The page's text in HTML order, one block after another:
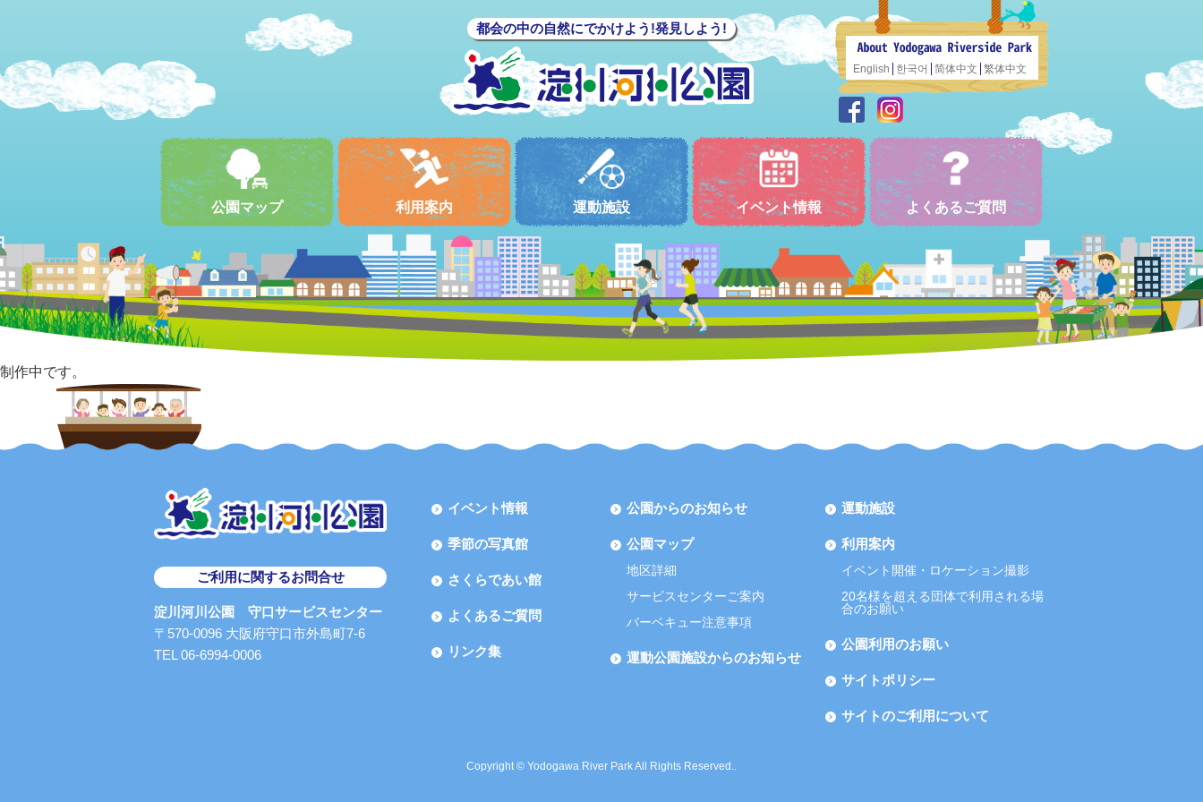
都会の中の自然にでかけよう!発見しよう!
English 한국어 简体中文 繁体中文
公園マップ 利用案内 運動施設 イベント情報 よくあるご質問
制作中です。
ご利用に関するお問合せ
淀川河川公園 守口サービスセンター
〒570-0096 大阪府守口市外島町7-6
TEL 06-6994-0006
イベント情報
季節の写真館
さくらであい館
よくあるご質問
リンク集
公園からのお知らせ
公園マップ
地区詳細
サービスセンターご案内
バーベキュー注意事項
運動公園施設からのお知らせ
運動施設
利用案内
イベント開催・ロケーション撮影
20名様を超える団体で利用される場
合のお願い
公園利用のお願い
サイトポリシー
サイトのご利用について
Copyright © Yodogawa River Park All Rights Reserved..